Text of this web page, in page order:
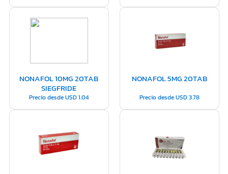
NONAFOL 10MG 20TAB
SIEGFRIDE
Precio desdeUSD1.04
NONAFOL 5MG 20TAB
Precio desdeUSD3.78